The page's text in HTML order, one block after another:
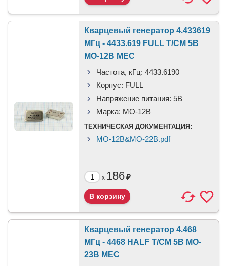
Кварцевый генератор 4.433619
МГц - 4433.619 FULL T/CM 5В
MO-12B MEC
Частота, кГц: 4433.6190
Корпус: FULL
Напряжение питания: 5В
Марка: MO-12B
ТЕХНИЧЕСКАЯ ДОКУМЕНТАЦИЯ:
MO-12B&MO-22B.pdf
x 186₽
Кварцевый генератор 4.468
МГц - 4468 HALF T/CM 5В MO-
23B MEC